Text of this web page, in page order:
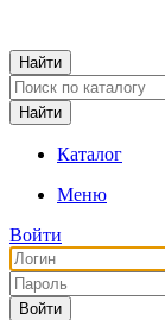
Каталог
Меню
Войти
Войти